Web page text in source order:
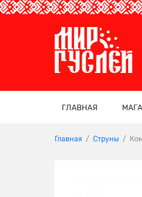
ГЛАВНАЯ
Главная Струны